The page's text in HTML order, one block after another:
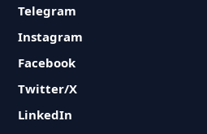
Telegram
Instagram
Facebook
Twitter/X
LinkedIn